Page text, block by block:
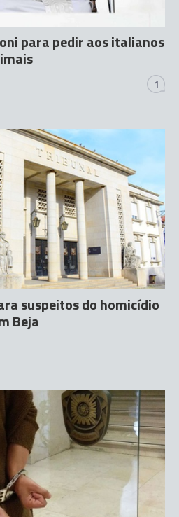
para pedir aos italianos
1
suspeitos do homicídio
Beja